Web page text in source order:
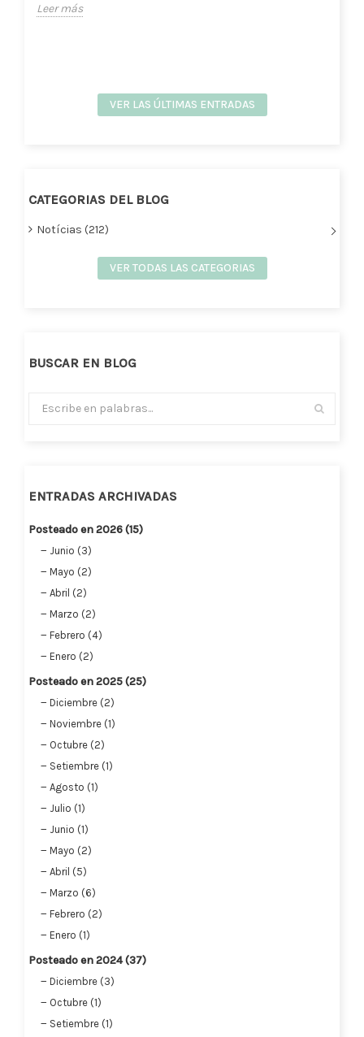
Leer más
VER LAS ÚLTIMAS ENTRADAS
CATEGORIAS DEL BLOG
Notícias (212)
VER TODAS LAS CATEGORIAS
BUSCAR EN BLOG
ENTRADAS ARCHIVADAS
Posteado en 2026 (15)
Junio (3)
Mayo (2)
Abril (2)
Marzo (2)
Febrero (4)
Enero (2)
Posteado en 2025 (25)
Diciembre (2)
Noviembre (1)
Octubre (2)
Setiembre (1)
Agosto (1)
Julio (1)
Junio (1)
Mayo (2)
Abril (5)
Marzo (6)
Febrero (2)
Enero (1)
Posteado en 2024 (37)
Diciembre (3)
Octubre (1)
Setiembre (1)